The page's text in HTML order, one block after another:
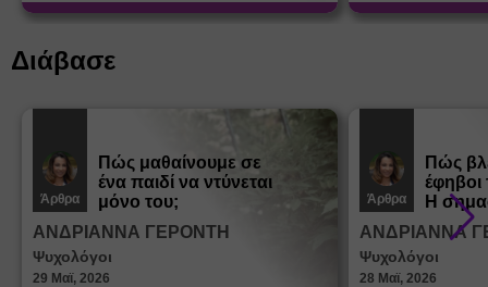
Διάβασε
Άρθρα
Πώς μαθαίνουμε σε
ένα παιδί να ντύνεται
μόνο του;
ΑΝΔΡΙΑΝΝΑ ΓΕΡΟΝΤΗ
Ψυχολόγοι
29 Μαϊ, 2026
Άρθρα
Πώς
Η
στη
ΑΝΔΡΙΑΝΝΑ
Ψυχολόγοι
28 Μαϊ, 2026